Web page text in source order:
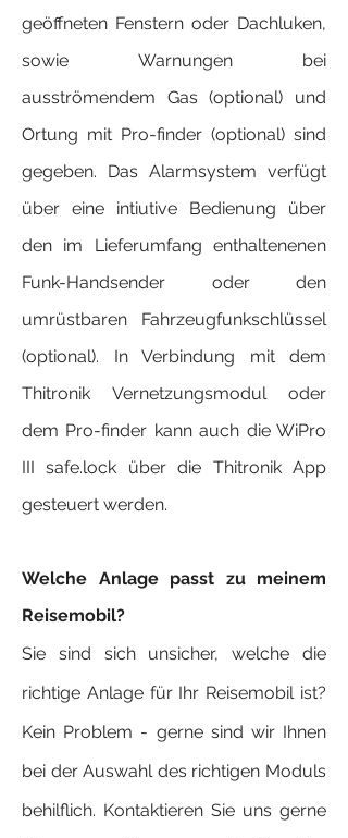
geöffneten Fenstern oder Dachluken,
sowie Warnungen bei
ausströmendem Gas (optional) und
Ortung mit Pro-finder (optional) sind
gegeben. Das Alarmsystem verfügt
über eine intiutive Bedienung über
den im Lieferumfang enthaltenenen
Funk-Handsender oder den
umrüstbaren Fahrzeugfunkschlüssel
(optional). In Verbindung mit dem
Thitronik Vernetzungsmodul oder
dem Pro-finder kann auch die WiPro
III safe.lock über die Thitronik App
gesteuert werden.
Welche Anlage passt zu meinem
Reisemobil?
Sie sind sich unsicher, welche die
richtige Anlage für Ihr Reisemobil ist?
Kein Problem - gerne sind wir Ihnen
bei der Auswahl des richtigen Moduls
behilflich. Kontaktieren Sie uns gerne